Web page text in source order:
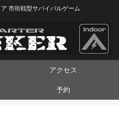
市街戦型サバイバルゲーム
アクセス
予約